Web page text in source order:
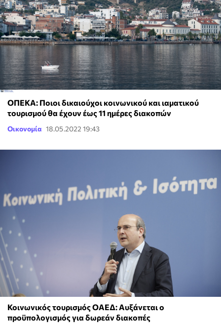
ΟΠΕΚΑ: Ποιοι δικαιούχοι κοινωνικού και ιαματικού
τουρισμού θα έχουν έως 11 ημέρες διακοπών
Οικονομία 18.05.2022 19:43
Κοινωνικός τουρισμός ΟΑΕΔ: Αυξάνεται ο
προϋπολογισμός για δωρεάν διακοπές